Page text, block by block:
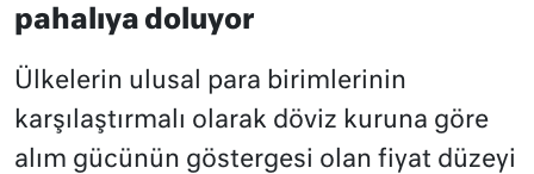
pahalıya doluyor
Ülkelerin ulusal para birimlerinin
karşılaştırmalı olarak döviz kuruna göre
alım gücünün göstergesi olan fiyat düzeyi